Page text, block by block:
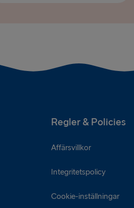
Regler & Policies
Affärsvillkor
Integritetspolicy
Cookie-inställningar